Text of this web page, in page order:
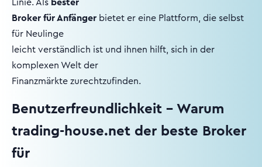
Linie. Als bester
Broker für Anfänger bietet er eine Plattform, die selbst
für Neulinge
leicht verständlich ist und ihnen hilft, sich in der
komplexen Welt der
Finanzmärkte zurechtzufinden.
Benutzerfreundlichkeit – Warum
trading-house.net der beste Broker
für